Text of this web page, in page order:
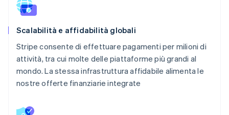
Scalabilità e affidabilità globali
Stripe consente di effettuare pagamenti per milioni di
attività, tra cui molte delle piattaforme più grandi al
mondo. La stessa infrastruttura affidabile alimenta le
nostre offerte finanziarie integrate